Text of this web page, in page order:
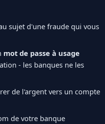
sujet d'une fraude qui vous
mot de passe à usage
- les banques ne les
de l'argent vers un compte
de votre banque